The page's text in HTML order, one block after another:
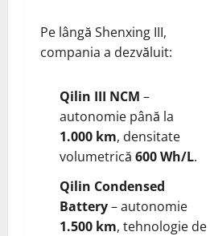
Pe lângă Shenxing III,
compania a dezvăluit:
Qilin III NCM –
autonomie până la
1.000 km, densitate
volumetrică 600 Wh/L.
Qilin Condensed
Battery– autonomie
1.500 km, tehnologie de